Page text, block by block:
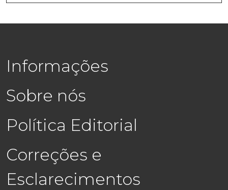
Informações
Sobre nós
Política Editorial
Correções e
Esclarecimentos